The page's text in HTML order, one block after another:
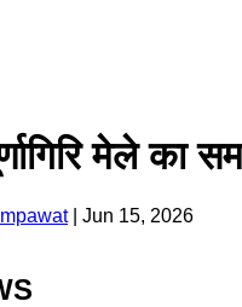
मेले का
| Jun 15, 2026